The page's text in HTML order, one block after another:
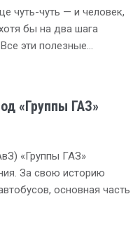
чуть-чуть — и человек,
бы на два шага
эти полезные…
«Группы ГАЗ»
«Группы ГАЗ»
За свою историю
основная часть